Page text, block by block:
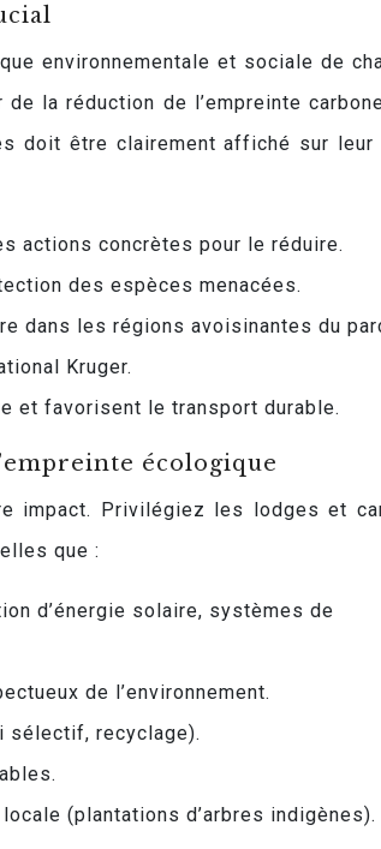
environnementale et sociale de
la réduction de l’empreinte
doit être clairement affiché sur
actions concrètes pour le réduire.
des espèces menacées.
dans les régions avoisinantes du
Kruger.
et favorisent le transport durable.
écologique
impact. Privilégiez les lodges et
que :
d’énergie solaire, systèmes de
de l’environnement.
sélectif, recyclage).
(plantations d’arbres indigènes).